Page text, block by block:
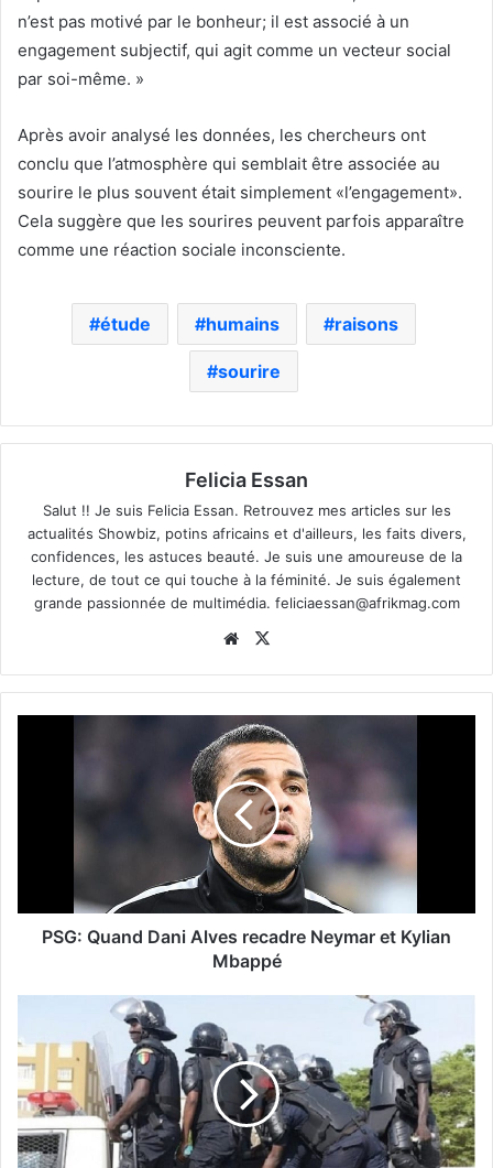
n’est pas motivé par le bonheur; il est associé à un
engagement subjectif, qui agit comme un vecteur social
par soi-même. »
Après avoir analysé les données, les chercheurs ont
conclu que l’atmosphère qui semblait être associée au
sourire le plus souvent était simplement «l’engagement».
Cela suggère que les sourires peuvent parfois apparaître
comme une réaction sociale inconsciente.
étude humains raisons
sourire
Felicia Essan
Salut !! Je suis Felicia Essan. Retrouvez mes articles sur les
actualités Showbiz, potins africains et d'ailleurs, les faits divers,
confidences, les astuces beauté. Je suis une amoureuse de la
lecture, de tout ce qui touche à la féminité. Je suis également
grande passionnée de multimédia. feliciaessan@afrikmag.com
Website
PSG: Quand Dani Alves recadre Neymar et Kylian
Mbappé